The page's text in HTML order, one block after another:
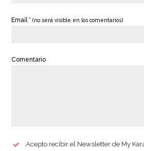
Email *(no será visible en los comentarios)
Comentario
Acepto recibir el Newsletter de My